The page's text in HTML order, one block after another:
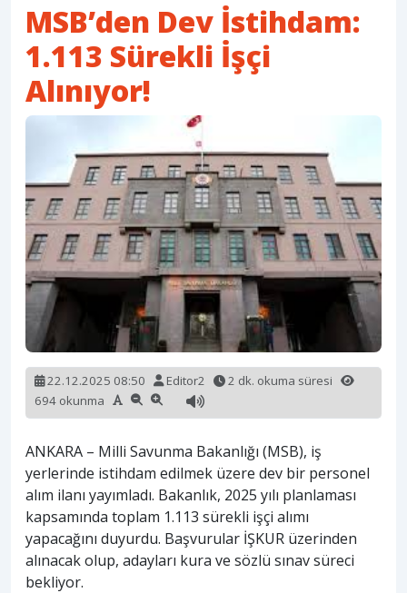
MSB’den Dev İstihdam:
1.113 Sürekli İşçi
Alınıyor!
22.12.2025 08:50 Editor2
2 dk. okuma süresi
694 okunma
ANKARA – Milli Savunma Bakanlığı (MSB), iş
yerlerinde istihdam edilmek üzere dev bir personel
alım ilanı yayımladı. Bakanlık, 2025 yılı planlaması
kapsamında toplam 1.113 sürekli işçi alımı
yapacağını duyurdu. Başvurular İŞKUR üzerinden
alınacak olup, adayları kura ve sözlü sınav süreci
bekliyor.